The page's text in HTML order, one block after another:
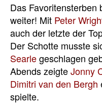
Das Favoritensterben
weiter! Mit Peter
auch der letzte der
Der Schotte musste
Searlegeschlagen
Abends zeigteJonny
Dimitri van den Bergh
spielte.